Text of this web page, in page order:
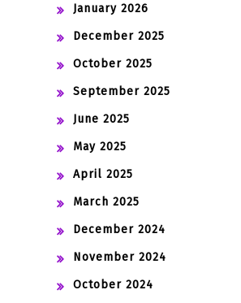
January 2026
December 2025
October 2025
September 2025
June 2025
May 2025
April 2025
March 2025
December 2024
November 2024
October 2024